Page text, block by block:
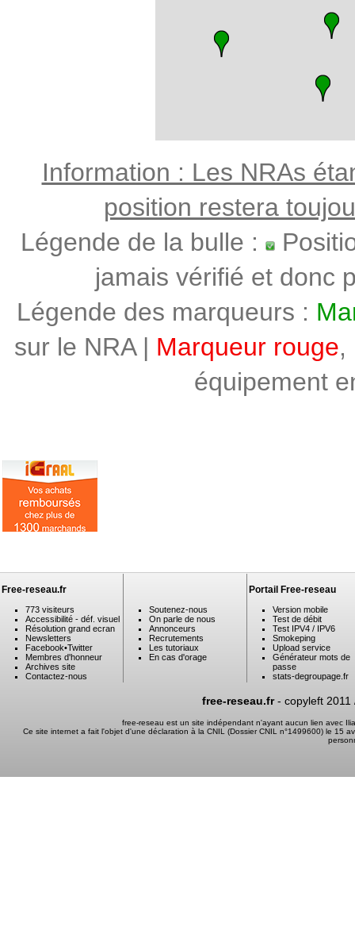
Information : Les NRAs
position restera
Légende de la bulle :
jamais vérifié et donc
Légende des marqueurs :
sur le NRA | Marqueur rouge,
équipement
Free-reseau.fr
773 visiteurs
Accessibilité - déf. visuel
Résolution grand ecran
Newsletters
Facebook•Twitter
Membres d'honneur
Archives site
Contactez-nous
Soutenez-nous
On parle de nous
Annonceurs
Recrutements
Les tutoriaux
En cas d'orage
Portail Free-reseau
Version mobile
Test de débit
Test IPV4 / IPV6
Smokeping
Upload service
Générateur mots de
passe
stats-degroupage.fr
free-reseau.fr- copyleft 2011
free-reseau est un site indépendant n'ayant aucun lien avec
Ce site internet a fait l'objet d'une déclaration à la CNIL (Dossier CNIL n°1499600) le 15